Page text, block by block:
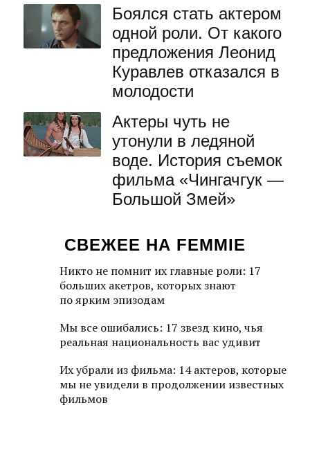
Боялся стать актером
одной роли. От какого
предложения Леонид
Куравлев отказался в
молодости
Актеры чуть не
утонули в ледяной
воде. История съемок
фильма «Чингачгук —
Большой Змей»
СВЕЖЕЕ НА FEMMIE
Никто не помнит их главные роли: 17
больших акетров, которых знают
по ярким эпизодам
Мы все ошибались: 17 звезд кино, чья
реальная национальность вас удивит
Их убрали из фильма: 14 актеров, которые
мы не увидели в продолжении известных
фильмов